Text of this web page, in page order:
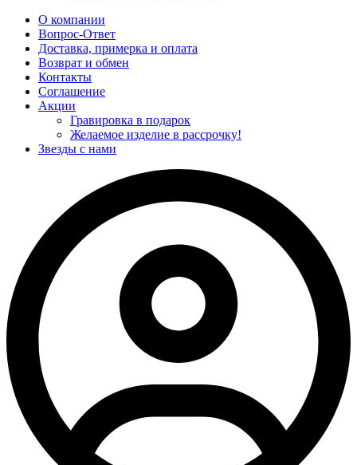
О компании
Вопрос-Ответ
Доставка, примерка и оплата
Возврат и обмен
Контакты
Соглашение
Акции
Гравировка в подарок
Желаемое изделие в рассрочку!
Звезды с нами